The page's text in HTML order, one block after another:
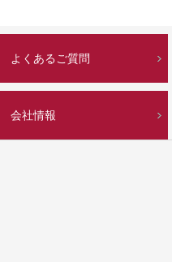
よくあるご質問
会社情報